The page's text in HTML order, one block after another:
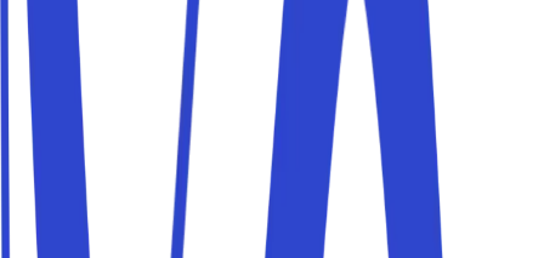
d'accès
temporaires
Selon la législation italienne en vigueur
(art. 1102 du
Code civil)
il n'existe aucune limitation à l'usage de la
chose commune
tant que sa destination n'est pas altérée
et que les autres copropriétaires ne sont pas empêchés
d'en faire un usage équivalent selon leur droit.